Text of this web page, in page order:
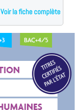
Voir la fiche complète